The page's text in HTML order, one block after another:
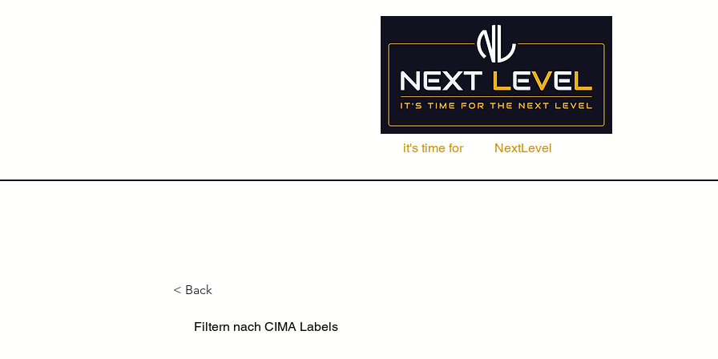
it's time for NextLevel
< Back
Filtern nach CIMA Labels